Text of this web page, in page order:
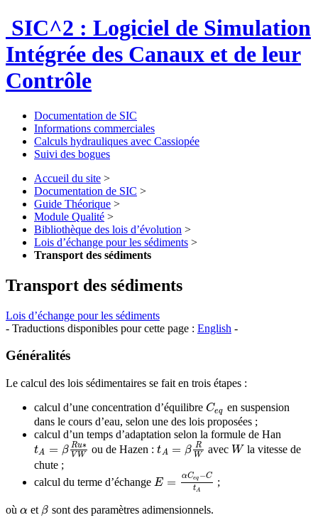
SIC^2 : Logiciel de Simulation
Intégrée des Canaux et de leur
Contrôle
Documentation de SIC
Informations commerciales
Calculs hydrauliques avec Cassiopée
Suivi des bogues
Accueil du site >
Documentation de SIC >
Guide Théorique >
Module Qualité >
Bibliothèque des lois d’évolution >
Lois d’échange pour les sédiments >
Transport des sédiments
Transport des sédiments
Lois d’échange pour les sédiments
- Traductions disponibles pour cette page : English -
Généralités
Le calcul des lois sédimentaires se fait en trois étapes :
calcul d’une concentration d’équilibre Ceq
Ceq en suspension
dans le cours d’eau, selon une des lois proposées ;
calcul d’un temps d’adaptation selon la formule de Han
tA = β Ru∗
V W
tA =β Ru∗V W
ou de Hazen :tA = β R
W
tA =β RW avec W
W la vitesse de
chute ;
calcul du terme d’échange E = αCeq −C
tA
E= αC eq−CtA ;
où α
α et β
β sont des paramètres adimensionnels.